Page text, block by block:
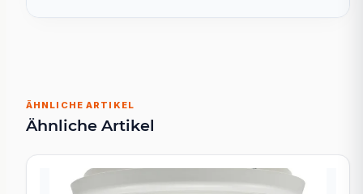
ÄHNLICHE ARTIKEL
Ähnliche Artikel